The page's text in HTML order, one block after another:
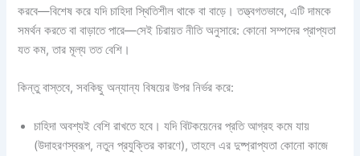
করবে—বিশেষ করে যদি চাহিদা স্থিতিশীল থাকে বা বাড়ে। তত্ত্বগতভাবে, এটি দামকে
সমর্থন করতে বা বাড়াতে পারে—সেই চিরায়ত নীতি অনুসারে: কোনো সম্পদের প্রাপ্যতা
যত কম, তার মূল্য তত বেশি।
কিন্তু বাস্তবে, সবকিছু অন্যান্য বিষয়ের উপর নির্ভর করে:
চাহিদা অবশ্যই বেশি রাখতে হবে। যদি বিটকয়েনের প্রতি আগ্রহ কমে যায়
(উদাহরণস্বরূপ, নতুন প্রযুক্তির কারণে), তাহলে এর দুষ্প্রাপ্যতা কোনো কাজে